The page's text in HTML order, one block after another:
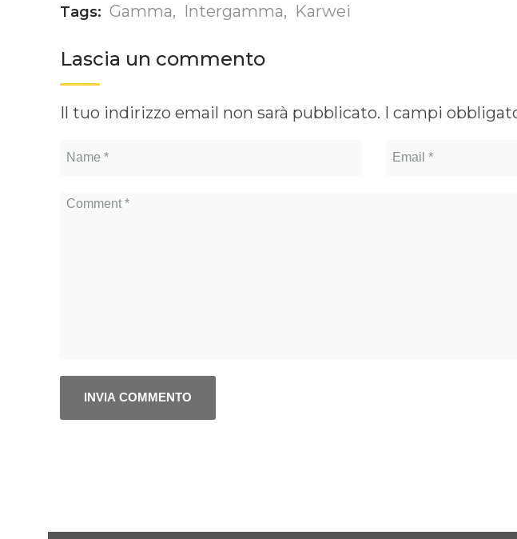
Tags: Gamma, Intergamma, Karwei
Lascia un commento
Il tuo indirizzo email non sarà pubblicato. I campi